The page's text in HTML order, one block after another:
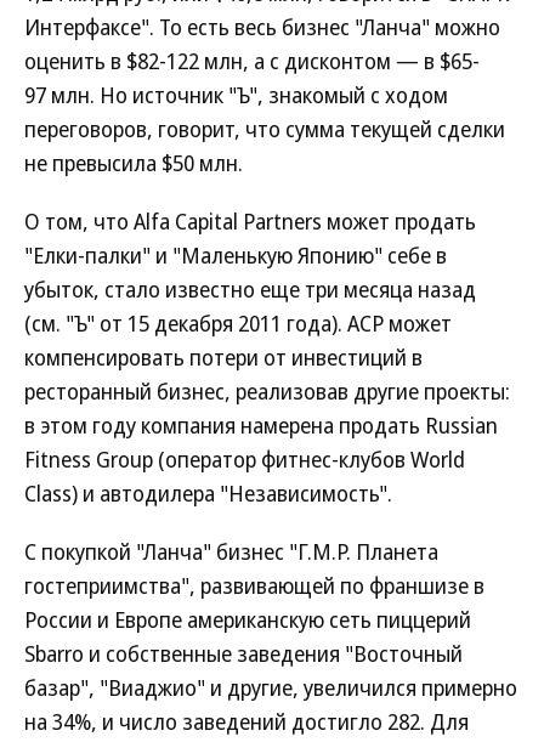
Интерфаксе". То есть весь бизнес "Ланча" можно
оценить в $82-122 млн, а с дисконтом — в $65-
97 млн. Но источник "Ъ", знакомый с ходом
переговоров, говорит, что сумма текущей сделки
не превысила $50 млн.
О том, что Alfa Capital Partners может продать
"Елки-палки" и "Маленькую Японию" себе в
убыток, стало известно еще три месяца назад
(см. "Ъ" от 15 декабря 2011 года). ACP может
компенсировать потери от инвестиций в
ресторанный бизнес, реализовав другие проекты:
в этом году компания намерена продать Russian
Fitness Group (оператор фитнес-клубов World
Class) и автодилера "Независимость".
С покупкой "Ланча" бизнес "Г.М.Р. Планета
гостеприимства", развивающей по франшизе в
России и Европе американскую сеть пиццерий
Sbarro и собственные заведения "Восточный
базар", "Виаджио" и другие, увеличился примерно
на 34%, и число заведений достигло 282. Для